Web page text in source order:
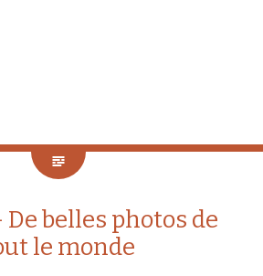
De belles photos de
le monde